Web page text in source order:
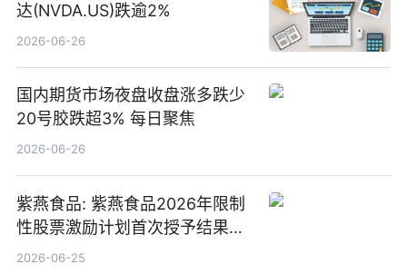
达(NVDA.US)跌逾2%
2026-06-26
国内期货市场夜盘收盘涨多跌少
20号胶跌超3% 每日聚焦
2026-06-26
紫燕食品: 紫燕食品2026年限制
性股票激励计划首次授予结果公
告-微资讯
2026-06-25